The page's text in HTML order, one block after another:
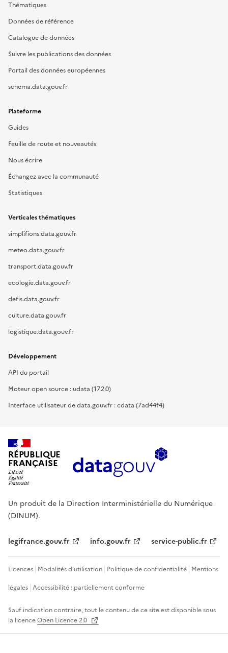
Thématiques
Données de référence
Catalogue de données
Suivre les publications des données
Portail des données européennes
schema.data.gouv.fr
Plateforme
Guides
Feuille de route et nouveautés
Nous écrire
Échangez avec la communauté
Statistiques
Verticales thématiques
simplifions.data.gouv.fr
meteo.data.gouv.fr
transport.data.gouv.fr
ecologie.data.gouv.fr
defis.data.gouv.fr
culture.data.gouv.fr
logistique.data.gouv.fr
Développement
API du portail
Moteur open source : udata (17.2.0)
Interface utilisateur de data.gouv.fr : cdata (7ad44f4)
RÉPUBLIQUE
FRANÇAISE
Un produit de la Direction Interministérielle du Numérique
(DINUM).
legifrance.gouv.fr info.gouv.fr service-public.fr
Licences Modalités d'utilisation Politique de confidentialité Mentions
légales Accessibilité : partiellement conforme
Sauf indication contraire, tout le contenu de ce site est disponible sous
la licenceOpen Licence 2.0